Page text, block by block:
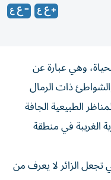
وهي عبارة عن
ذات الرمال
الطبيعية الجافة
الغريبة في منطقة
تجعل الزائر لا يعرف من